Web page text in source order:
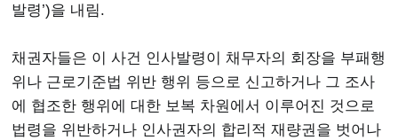
발령’)을 내림.
채권자들은 이 사건 인사발령이 채무자의 회장을 부패행
위나 근로기준법 위반 행위 등으로 신고하거나 그 조사
에 협조한 행위에 대한 보복 차원에서 이루어진 것으로
법령을 위반하거나 인사권자의 합리적 재량권을 벗어나